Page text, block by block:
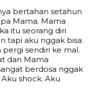
bertahan setahun
Mama. Mama
itu seorang diri
tapi aku nggak bisa
pergi sendiri ke mal.
dan Mama
berdosa nggak
shock. Aku